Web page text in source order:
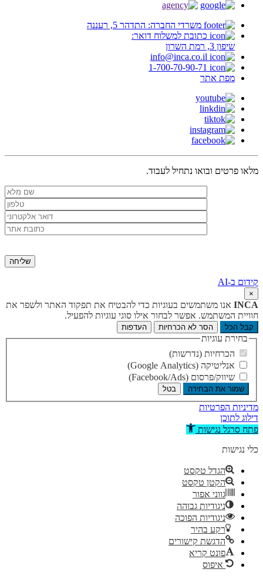
משרדי החברה: התדהר 5, רעננה
כתובת למשלוח דואר:
שיפון 3, רמת השרון
info@inca.co.il
1-700-70-90-71
מפת אתר
מלאו פרטים ובואו נתחיל לעבוד.
קידום ב-AI
×
INCA אנו משתמשים בעוגיות כדי להבטיח את תפקוד האתר ולשפר את
חוויית המשתמש. אפשר לבחור אילו סוגי עוגיות להפעיל.
קבל הכל הסר לא הכרחיות העדפות
בחירת עוגיות
הכרחיות (נדרשות)
אנליטיקה (Google Analytics)
שיווק/פרסום (Facebook/Ads)
שמור את הבחירה בטל
מדיניות הפרטיות
דילוג לתוכן
פתח סרגל נגישות
כלי נגישות
הגדל טקסט
הקטן טקסט
גווני אפור
ניגודיות גבוהה
ניגודיות הפוכה
רקע בהיר
הדגשת קישורים
פונט קריא
איפוס